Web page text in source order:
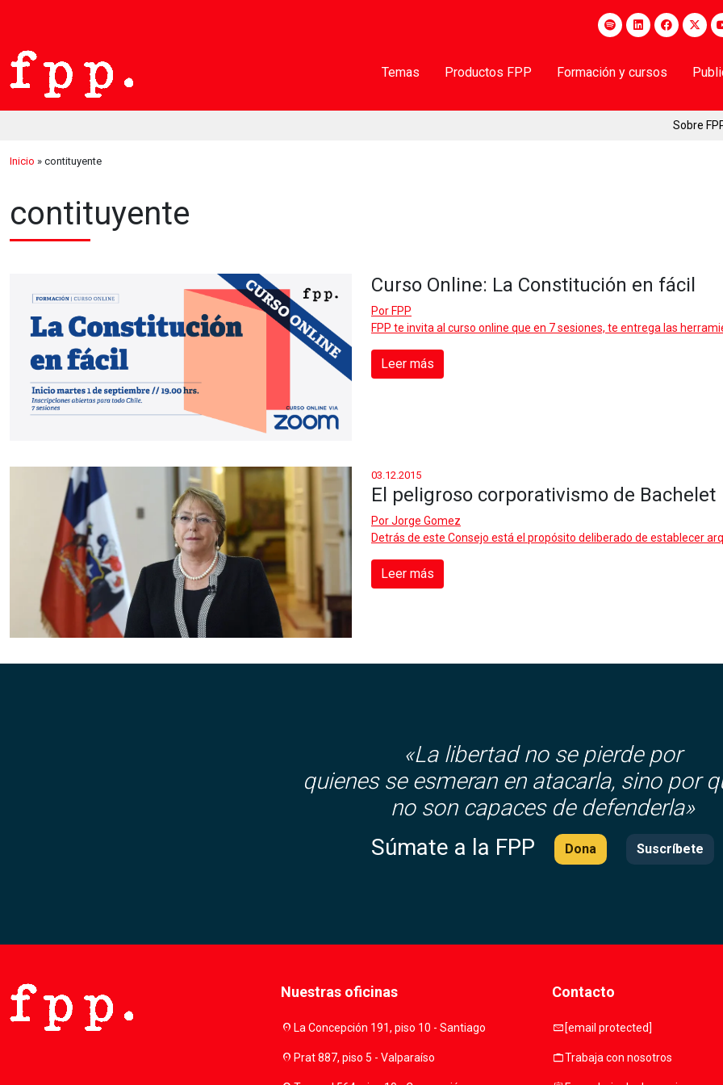
Temas Productos FPP Formación y cursos
Sobre
Inicio » contituyente
contituyente
Curso Online: La Constitución en fácil
Por FPP
FPP te invita al curso online que en 7 sesiones, te entrega las
Leer más
03.12.2015
El peligroso corporativismo de Bachelet
PorJorge Gomez
Detrás de este Consejo está el propósito deliberado de establecer
Leer más
«La libertad no se pierde por
quienes se esmeran en atacarla, sino por
no son capaces de defenderla»
Súmate a la FPP
Dona Suscríbete
Nuestras oficinas
location_on La Concepción 191, piso 10 - Santiago
location_on Prat 887, piso 5 - Valparaíso
Contacto
mail [email protected]
workTrabaja con nosotros